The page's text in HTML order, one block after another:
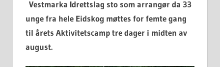
Vestmarka Idrettslag sto som arrangør da 33
unge fra hele Eidskog møttes for femte gang
til årets Aktivitetscamp tre dager i midten av
august.